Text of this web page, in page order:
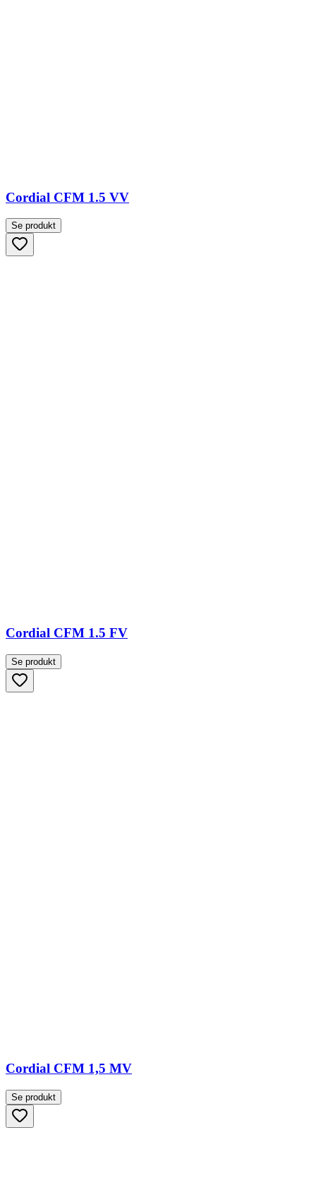
Cordial CFM 1.5 VV
Se produkt
Cordial CFM 1.5 FV
Se produkt
Cordial CFM 1,5 MV
Se produkt